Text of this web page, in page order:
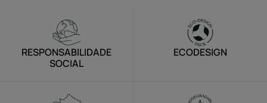
RESPONSABILIDADE
SOCIAL
ECODESIGN